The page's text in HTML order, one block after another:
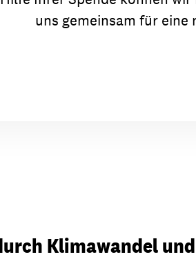
uns gemeinsam für
Klimawandel